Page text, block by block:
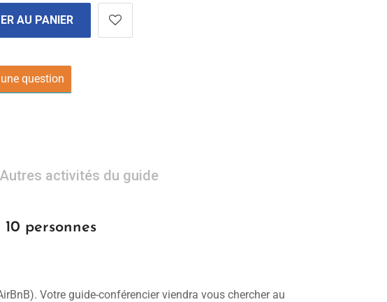
AU PANIER
question
Autres activités du guide
personnes
Votre guide-conférencier viendra vous chercher au